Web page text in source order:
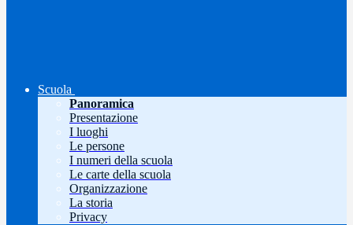
Scuola
Panoramica
Presentazione
I luoghi
Le persone
I numeri della scuola
Le carte della scuola
Organizzazione
La storia
Privacy